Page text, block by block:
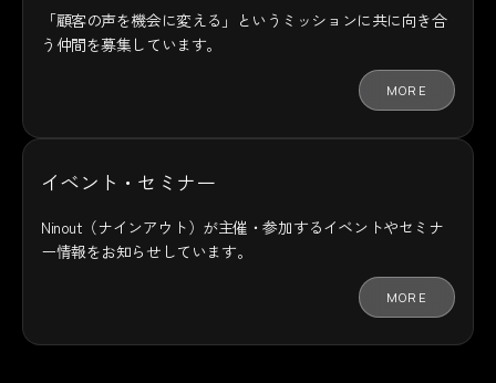
「顧客の声を機会に変える」というミッションに共に向き合
う仲間を募集しています。
MORE
イベント・セミナー
Ninout（ナインアウト）が主催・参加するイベントやセミナ
ー情報をお知らせしています。
MORE